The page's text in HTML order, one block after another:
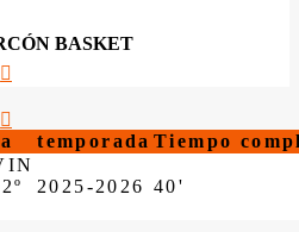
BASKET
temporada Tiempo
2025-2026 40'